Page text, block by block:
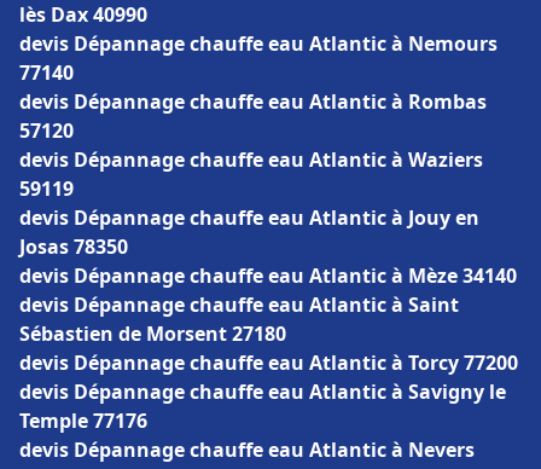
lès Dax 40990
devis Dépannage chauffe eau Atlantic à Nemours
77140
devis Dépannage chauffe eau Atlantic à Rombas
57120
devis Dépannage chauffe eau Atlantic à Waziers
59119
devis Dépannage chauffe eau Atlantic à Jouy en
Josas 78350
devis Dépannage chauffe eau Atlantic à Mèze 34140
devis Dépannage chauffe eau Atlantic à Saint
Sébastien de Morsent 27180
devis Dépannage chauffe eau Atlantic à Torcy 77200
devis Dépannage chauffe eau Atlantic à Savigny le
Temple 77176
devis Dépannage chauffe eau Atlantic à Nevers